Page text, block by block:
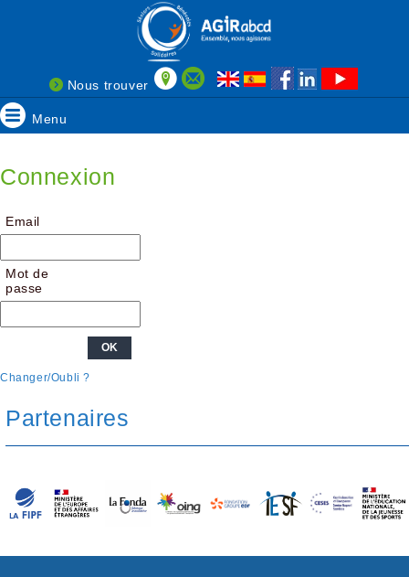
Nous trouver
Menu
Connexion
Email
Mot de
passe
Changer/Oubli ?
Partenaires